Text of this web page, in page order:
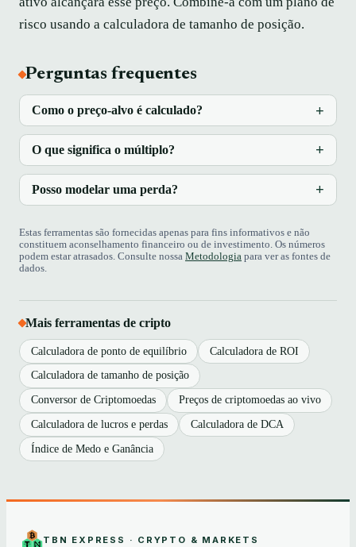
risco usando a calculadora de tamanho de posição.
Perguntas frequentes
Como o preço-alvo é calculado?
O que significa o múltiplo?
Posso modelar uma perda?
Estas ferramentas são fornecidas apenas para fins informativos e não
constituem aconselhamento financeiro ou de investimento. Os números
podem estar atrasados. Consulte nossa Metodologia para ver as fontes de
dados.
Mais ferramentas de cripto
Calculadora de ponto de equilíbrio Calculadora de ROI
Calculadora de tamanho de posição
Conversor de Criptomoedas Preços de criptomoedas ao vivo
Calculadora de lucros e perdas Calculadora de DCA
Índice de Medo e Ganância
TBN EXPRESS · CRYPTO & MARKETS